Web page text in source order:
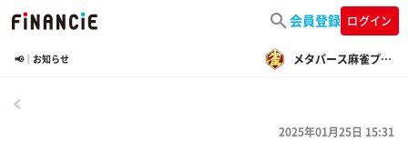
会員登録 ログイン
📢｜お知らせ メタバース麻雀プロジェクト
2025年01月25日 15:31